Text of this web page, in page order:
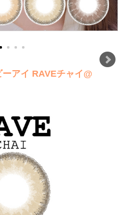
ーアイ RAVEチャイ@